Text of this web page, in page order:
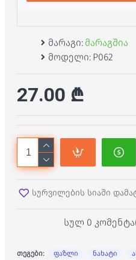
მარაგი: მარაგშია
მოდელი: P062
სულ 0
27.00 ₾
სურვილების სიაში
თეგები: ფაზლი ნახატი